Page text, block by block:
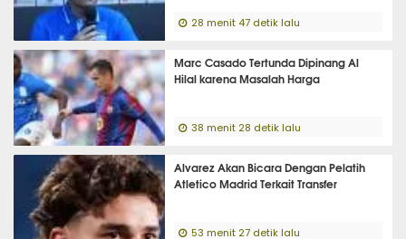
28 menit 47 detik lalu
Marc Casado Tertunda Dipinang Al
Hilal karena Masalah Harga
38 menit 28 detik lalu
Alvarez Akan Bicara Dengan Pelatih
Atletico Madrid Terkait Transfer
53 menit 27 detik lalu